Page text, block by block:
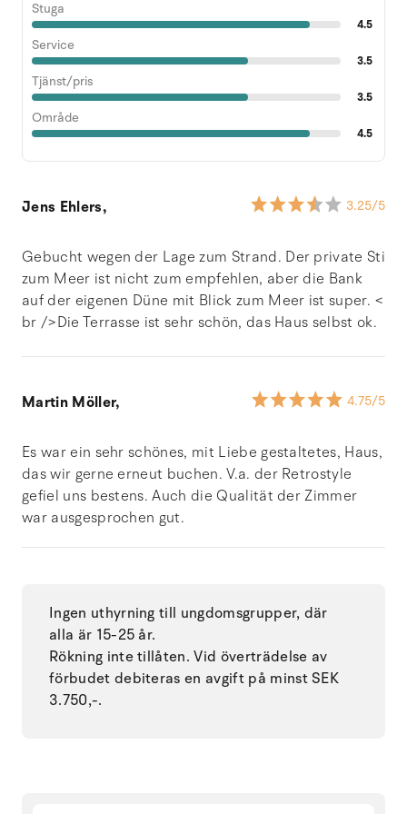
Stuga
4.5
Service
3.5
Tjänst/pris
3.5
Område
4.5
Jens Ehlers, 3.25/5
Gebucht wegen der Lage zum Strand. Der private Sti
zum Meer ist nicht zum empfehlen, aber die Bank
auf der eigenen Düne mit Blick zum Meer ist super. <
br />Die Terrasse ist sehr schön, das Haus selbst ok.
Martin Möller, 4.75/5
Es war ein sehr schönes, mit Liebe gestaltetes, Haus,
das wir gerne erneut buchen. V.a. der Retrostyle
gefiel uns bestens. Auch die Qualität der Zimmer
war ausgesprochen gut.
Ingen uthyrning till ungdomsgrupper, där
alla är 15-25 år.
Rökning inte tillåten. Vid överträdelse av
förbudet debiteras en avgift på minst SEK
3.750,-.